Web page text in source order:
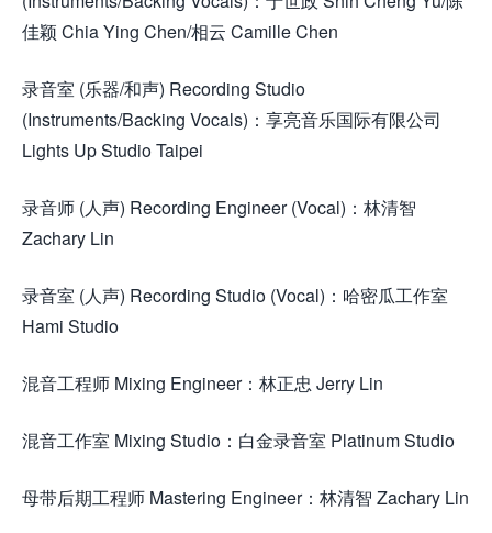
佳颖 Chia Ying Chen/相云 Camille Chen
录音室 (乐器/和声) Recording Studio
(Instruments/Backing Vocals)：享亮音乐国际有限公司
Lights Up Studio Taipei
录音师 (人声) Recording Engineer (Vocal)：林清智
Zachary Lin
录音室 (人声) Recording Studio (Vocal)：哈密瓜工作室
Hami Studio
混音工程师 Mixing Engineer：林正忠 Jerry Lin
混音工作室 Mixing Studio：白金录音室 Platinum Studio
母带后期工程师 Mastering Engineer：林清智 Zachary Lin